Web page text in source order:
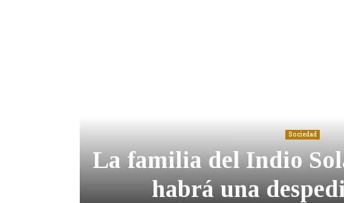
Sociedad
La familia del Indio
habrá una